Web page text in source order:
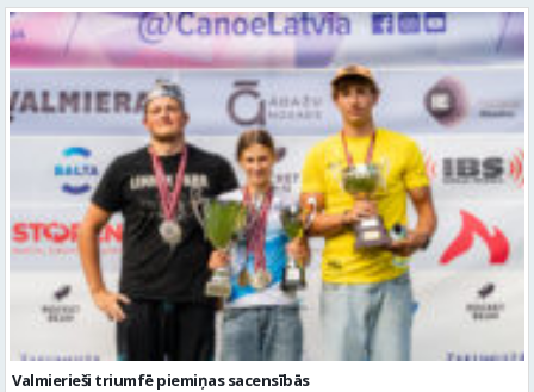
Valmierieši triumfē piemiņas sacensībās